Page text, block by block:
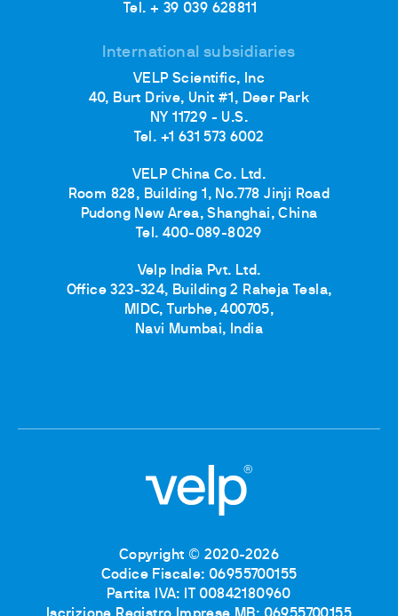
Tel. + 39 039 628811
International subsidiaries
VELP Scientific, Inc
40, Burt Drive, Unit #1, Deer Park
NY 11729 - U.S.
Tel. +1 631 573 6002
VELP China Co. Ltd.
Room 828, Building 1, No.778 Jinji Road
Pudong New Area, Shanghai, China
Tel. 400-089-8029
Velp India Pvt. Ltd.
Office 323-324, Building 2 Raheja Tesla,
MIDC, Turbhe, 400705,
Navi Mumbai, India
Copyright © 2020-2026
Codice Fiscale: 06955700155
Partita IVA: IT 00842180960